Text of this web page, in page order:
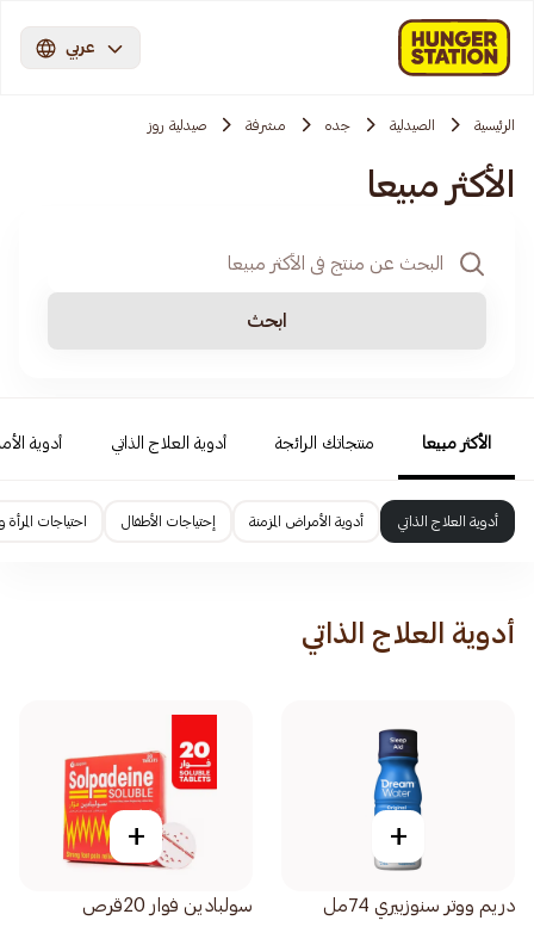
عربي
الرئيسية الصيدلية جده مشرفة صيدلية روز
الأكثر مبيعا
ابحث
الأكثر مبيعا منتجاتك الرائجة أدوية العلاج الذاتي أدوية
أدوية العلاج الذاتي أدوية الأمراض المزمنة إحتياجات الأطفال احتياجات المرأة
أدوية العلاج الذاتي
+
دريم ووتر سنوزبيري 74مل
+
سولبادين فوار 20قرص